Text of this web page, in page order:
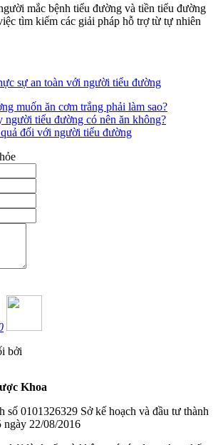
mắc bệnh tiểu đường và tiền tiểu đường
tìm kiếm các giải pháp hỗ trợ từ tự nhiên
sự an toàn với người tiểu đường
muốn ăn cơm trắng phải làm sao?
người tiểu đường có nên ăn không?
đối với người tiểu đường
bởi
Khoa
số 0101326329 Sở kế hoạch và đầu tư thành
ngày 22/08/2016